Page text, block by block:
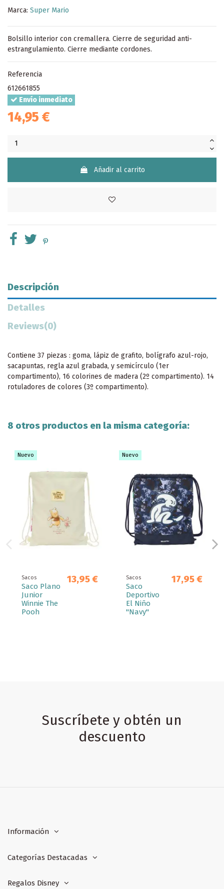
Marca: Super Mario
Bolsillo interior con cremallera. Cierre de seguridad anti-
estrangulamiento. Cierre mediante cordones.
Referencia
612661855
Envío inmediato
14,95 €
Añadir al carrito
Descripción
Detalles
Reviews(0)
Contiene 37 piezas : goma, lápiz de grafito, bolígrafo azul-rojo,
sacapuntas, regla azul grabada, y semicírculo (1er
compartimento), 16 colorines de madera (2º compartimento). 14
rotuladores de colores (3º compartimento).
8 otros productos en la misma categoría:
Nuevo
Sacos
Saco Plano
Junior
Winnie The
Pooh
13,95 €
Nuevo
Sacos
Saco
Deportivo
El Niño
"Navy"
17,95 €
Suscríbete y obtén un
descuento
Información
Categorías Destacadas
Regalos Disney